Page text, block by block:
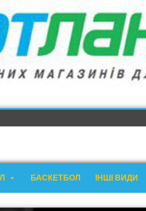
БАСКЕТБОЛ ІНШІ ВИДИ